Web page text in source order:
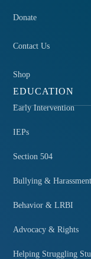
Donate
Contact Us
Shop
EDUCATION
Early Intervention
IEPs
Section 504
Bullying & Harassment
Behavior & LRBI
Advocacy & Rights
Helping Struggling